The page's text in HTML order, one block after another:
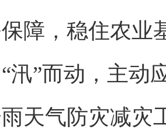
障，稳住农业
汛”而动，主动
天气防灾减灾